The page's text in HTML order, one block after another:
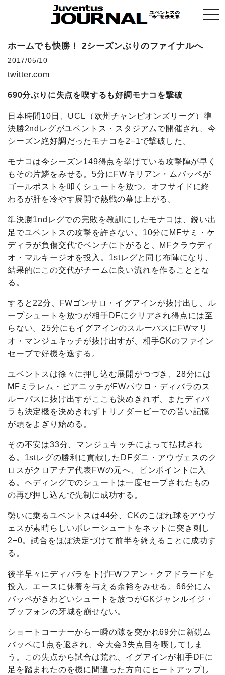
ホームでも快勝！ 2シーズンぶりのファイナルへ
2017/05/10
twitter.com
690分ぶりに失点を喫するも好調モナコを撃破
日本時間10日、UCL（欧州チャンピオンズリーグ）準
決勝2ndレグがユベントス・スタジアムで開催され、今
シーズン絶好調だったモナコを2−1で撃破した。
モナコは今シーズン149得点を挙げている攻撃陣が早く
もその片鱗をみせる。5分にFWキリアン・ムバッペが
ゴールポストを叩くシュートを放つ。オフサイドに終
わるが肝を冷やす展開で熱戦の幕は上がる。
準決勝1ndレグでの完敗を教訓にしたモナコは、鋭い出
足でユベントスの攻撃を許さない。10分にMFサミ・ケ
ディラが負傷交代でベンチに下がると、MFクラウディ
オ・マルキージオを投入。1stレグと同じ布陣になり、
結果的にこの交代がチームに良い流れを作ることとな
る。
すると22分、FWゴンサロ・イグアインが抜け出し、ル
ープシュートを放つが相手DFにクリアされ得点には至
らない。25分にもイグアインのスルーパスにFWマリ
オ・マンジュキッチが抜け出すが、相手GKのファイン
セーブで好機を逸する。
ユベントスは徐々に押し込む展開がつづき、28分には
MFミラレム・ピアニッチがFWパウロ・ディバラのス
ルーパスに抜け出すがここも決めきれず、またディバ
ラも決定機を決めきれずトリノダービーでの苦い記憶
が頭をよぎり始める。
その不安は33分、マンジュキッチによって払拭され
る。1stレグの勝利に貢献したDFダニ・アウヴェスのク
ロスがクロアチア代表FWの元へ、ピンポイントに入
る。ヘディングでのシュートは一度セーブされたもの
の再び押し込んで先制に成功する。
勢いに乗るユベントスは44分、CKのこぼれ球をアウヴ
ェスが素晴らしいボレーシュートをネットに突き刺し
2−0。試合をほぼ決定づけて前半を終えることに成功す
る。
後半早々にディバラを下げFWフアン・クアドラードを
投入。エースに休養を与える余裕をみせる。66分にム
バッペがきわどいシュートを放つがGKジャンルイジ・
ブッフォンの牙城を崩せない。
ショートコーナーから一瞬の隙を突かれ69分に新鋭ム
バッペに1点を返され、今大会3失点目を喫してしま
う。この失点から試合は荒れ、イグアインが相手DFに
足を踏まれたのを機に間違った方向にヒートアップし